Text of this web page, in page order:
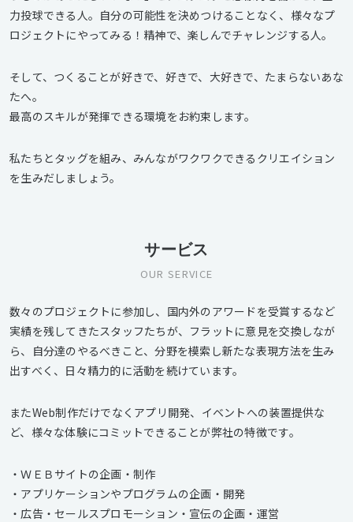
力投球できる人。自分の可能性を決めつけることなく、様々なプ
ロジェクトにやってみる！精神で、楽しんでチャレンジする人。
そして、つくることが好きで、好きで、大好きで、たまらないあな
たへ。
最高のスキルが発揮できる環境をお約束します。
私たちとタッグを組み、みんながワクワクできるクリエイション
を生みだしましょう。
サービス
OUR SERVICE
数々のプロジェクトに参加し、国内外のアワードを受賞するなど
実績を残してきたスタッフたちが、フラットに意見を交換しなが
ら、自分達のやるべきこと、分野を模索し新たな表現方法を生み
出すべく、日々精力的に活動を続けています。
またWeb制作だけでなくアプリ開発、イベントへの装置提供な
ど、様々な体験にコミットできることが弊社の特徴です。
・ＷＥＢサイトの企画・制作
・アプリケーションやプログラムの企画・開発
・広告・セールスプロモーション・宣伝の企画・運営